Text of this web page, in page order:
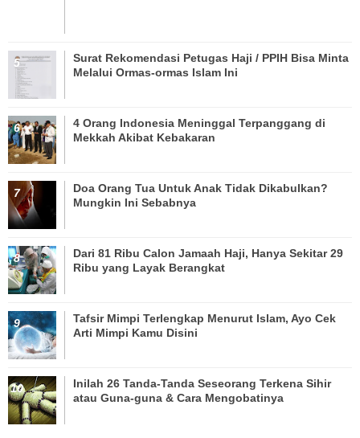
Surat Rekomendasi Petugas Haji / PPIH Bisa Minta
Melalui Ormas-ormas Islam Ini
4 Orang Indonesia Meninggal Terpanggang di
Mekkah Akibat Kebakaran
Doa Orang Tua Untuk Anak Tidak Dikabulkan?
Mungkin Ini Sebabnya
Dari 81 Ribu Calon Jamaah Haji, Hanya Sekitar 29
Ribu yang Layak Berangkat
Tafsir Mimpi Terlengkap Menurut Islam, Ayo Cek
Arti Mimpi Kamu Disini
Inilah 26 Tanda-Tanda Seseorang Terkena Sihir
atau Guna-guna & Cara Mengobatinya